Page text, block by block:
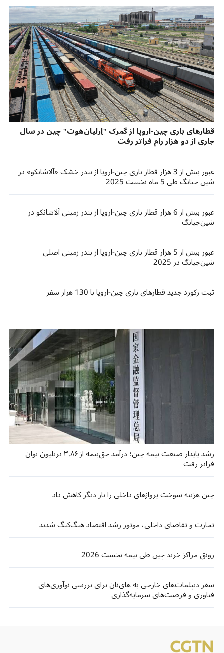
قطارهای باری چین-اروپا از گمرک "اِرلیان‌هوت" چین در سال
جاری از دو هزار رام فراتر رفت
عبور بیش از 3 هزار قطار باری چین-اروپا از بندر خشک «آلاشانکو» در
شین جیانگ طی 5 ماه نخست 2025
عبور بیش از 6 هزار قطار باری چین-اروپا از بندر زمینی آلاشانکو در
شین‌جیانگ
عبور بیش از 5 هزار قطار باری چین-اروپا از بندر زمینی اصلی
شین‌جیانگ در 2025
ثبت رکورد جدید قطارهای باری چین-اروپا با 130 هزار سفر
رشد پایدار صنعت بیمه چین؛ درآمد حق‌بیمه از ۳.۸۶ تریلیون یوان
فراتر رفت
چین هزینه سوخت پروازهای داخلی را بار دیگر کاهش داد
تجارت و تقاضای داخلی، موتور رشد اقتصاد هنگ‌کنگ شدند
رونق مراکز خرید چین طی نیمه نخست 2026
سفر دیپلمات‌های خارجی به های‌نان برای بررسی نوآوری‌های
فناوری و فرصت‌های سرمایه‌گذاری